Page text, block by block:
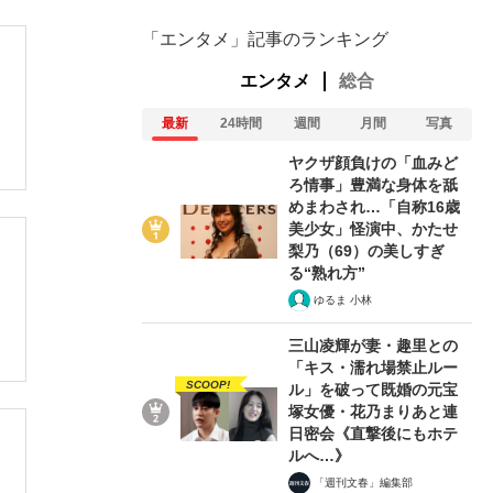
「エンタメ」記事のランキング
エンタメ 総合
最新 24時間 週間 月間 写真
ヤクザ顔負けの「血みど
ろ情事」豊満な身体を舐
めまわされ…「自称16歳
美少女」怪演中、かたせ
梨乃（69）の美しすぎ
る“熟れ方”
ゆるま 小林
SCOOP!
三山凌輝が妻・趣里との
「キス・濡れ場禁止ルー
ル」を破って既婚の元宝
塚女優・花乃まりあと連
日密会《直撃後にもホテ
ルへ…》
「週刊文春」編集部